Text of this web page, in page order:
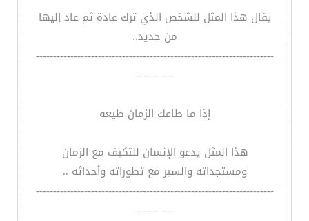
يقال هذا المثل للشخص الذي ترك عادة ثم عاد إليها
من جديد..
---------------------------------------------------------------------
-----------
إذا ما طاعك الزمان طيعه
هذا المثل يدعو الإنسان للتكيف مع الزمان
ومستجداته والسير مع تطوراته وأحداثه ..
---------------------------------------------------------------------
-----------